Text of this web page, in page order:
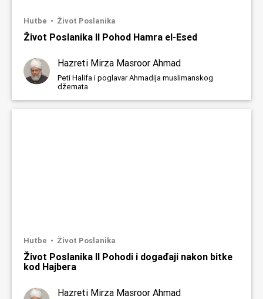
Hutbe Život Poslanika
Život Poslanika II Pohod Hamra el-Esed
Hazreti Mirza Masroor Ahmad
Peti Halifa i poglavar Ahmadija muslimanskog
džemata
Hutbe Život Poslanika
Život Poslanika II Pohodi i događaji nakon bitke
kod Hajbera
Hazreti Mirza Masroor Ahmad